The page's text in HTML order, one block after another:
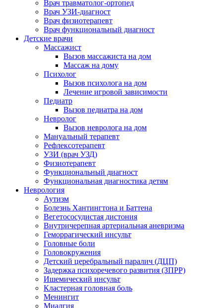
Врач травматолог-ортопед
Врач УЗИ-диагност
Врач физиотерапевт
Врач функциональный диагност
Детские врачи
Массажист
Вызов массажиста на дом
Массаж на дому
Психолог
Вызов психолога на дом
Лечение игровой зависимости
Педиатр
Вызов педиатра на дом
Невролог
Вызов невролога на дом
Мануальный терапевт
Рефлексотерапевт
УЗИ (врач УЗД)
Физиотерапевт
Функциональный диагност
Функциональная диагностика детям
Неврология
Аутизм
Болезнь Хантингтона и Баттена
Вегетососудистая дистония
Внутричерепная артериальная аневризма
Геморрагический инсульт
Головные боли
Головокружения
Детский церебральный паралич (ДЦП)
Задержка психоречевого развития (ЗПРР)
Ишемический инсульт
Кластерная головная боль
Менингит
Миалгия